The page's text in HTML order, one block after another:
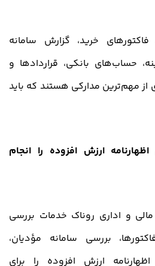
خرید، گزارش سامانه
حساب‌های بانکی، قراردادها و
از مهم‌ترین مدارکی هستند که باید
اظهارنامه ارزش افزوده را انجام
و اداری روناک خدمات بررسی
بررسی سامانه مؤدیان،
ارزش افزوده را برای